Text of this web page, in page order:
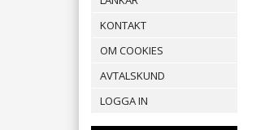
KONTAKT
OM COOKIES
AVTALSKUND
LOGGA IN